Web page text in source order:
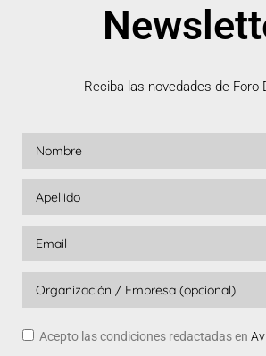
Reciba las novedades de Foro
Acepto las condiciones redactadas en